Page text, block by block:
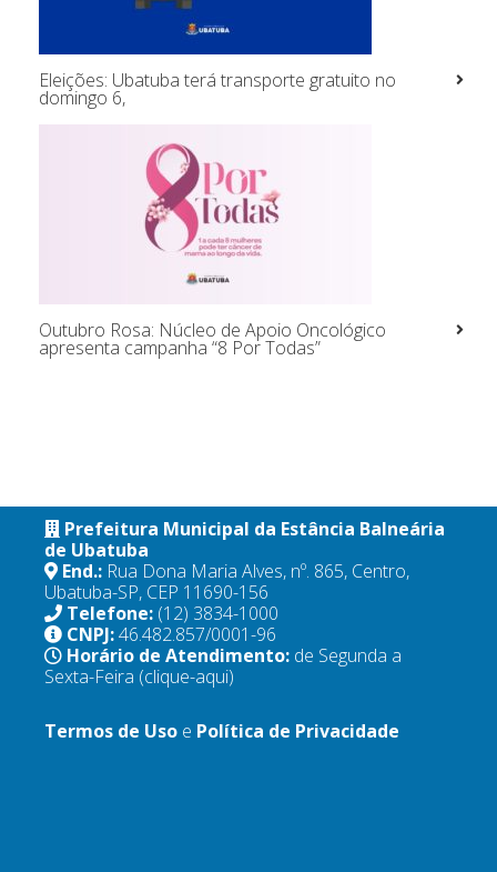
Eleições: Ubatuba terá transporte gratuito no
domingo 6,
Outubro Rosa: Núcleo de Apoio Oncológico
apresenta campanha “8 Por Todas”
Prefeitura Municipal da Estância Balneária
de Ubatuba
End.: Rua Dona Maria Alves, nº. 865, Centro,
Ubatuba-SP, CEP 11690-156
Telefone: (12) 3834-1000
CNPJ:46.482.857/0001-96
Horário de Atendimento: de Segunda a
Sexta-Feira (clique-aqui)
Termos de Uso e Política de Privacidade